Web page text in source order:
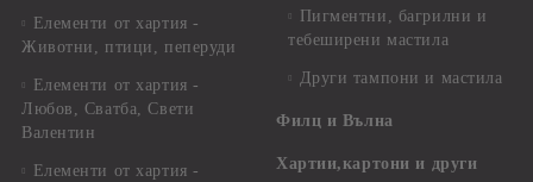
Елементи от хартия -
Животни, птици, пеперуди
Елементи от хартия -
Любов, Сватба, Свети
Валентин
Елементи от хартия -
Пигментни, багрилни и
тебеширени мастила
Други тампони и мастила
Филц и Вълна
Хартии,картони и други